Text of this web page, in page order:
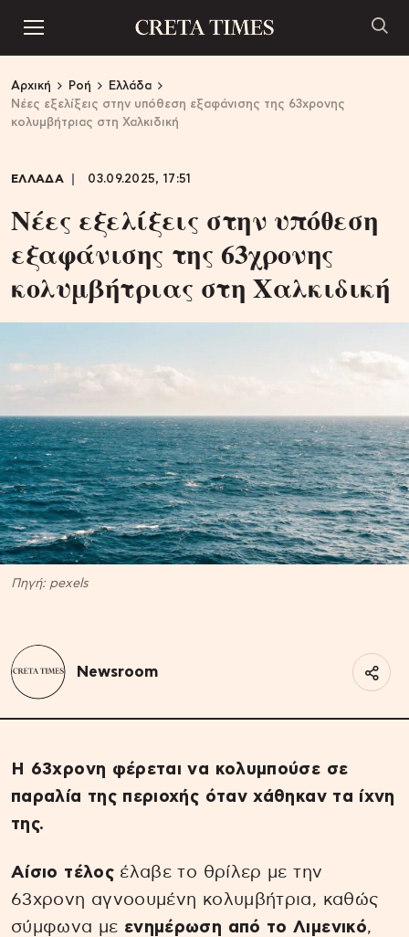
Αρχική Ροή
Ελλάδα
Νέες εξελίξεις στην υπόθεση εξαφάνισης της 63χρονης
κολυμβήτριας στη Χαλκιδική
ΕΛΛΑΔΑ 03.09.2025, 17:51
Νέες εξελίξεις στην υπόθεση
εξαφάνισης της 63χρονης
κολυμβήτριας στη Χαλκιδική
Πηγή: pexels
Newsroom
Η 63χρονη φέρεται να κολυμπούσε σε
παραλία της περιοχής όταν χάθηκαν τα ίχνη
της.
Αίσιο τέλοςέλαβε το θρίλερ με την
63χρονη αγνοουμένη κολυμβήτρια, καθώς
σύμφωνα με ενημέρωση από το Λιμενικό,